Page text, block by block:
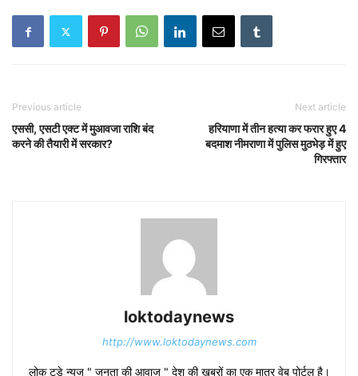
Previous article
एससी, एसटी एक्ट में मुआवजा राशि बंद
करने की तैयारी में सरकार?
Next article
हरियाणा में तीन हत्या कर फरार हुए 4
बदमाश नीमराणा में पुलिस मुठभेड़ में हुए
गिरफ्तार
loktodaynews
http://www.loktodaynews.com
लोक टूडे न्यूज " जनता की आवाज " देश की खबरों का एक मात्र वेब पोर्टल है।